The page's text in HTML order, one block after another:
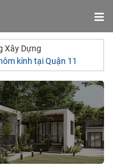
Xây Dựng
kính tại Quận 11